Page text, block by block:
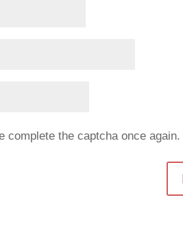
complete the captcha once again.